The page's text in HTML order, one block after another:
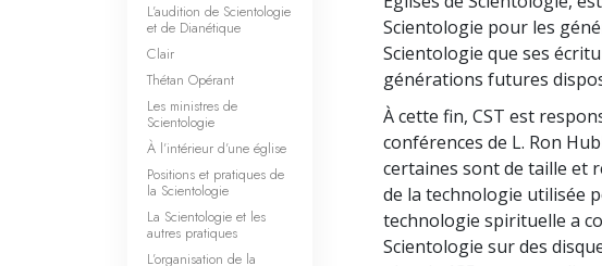
Scientologie pour les
Scientologie que ses
générations futures
À cette fin, CST est
conférences de L. Ron
certaines sont de taille et
de la technologie utilisée
technologie spirituelle a
Scientologie sur des
L’audition de Scientologie
et de Dianétique
Clair
Thétan Opérant
Les ministres de
Scientologie
À l’intérieur d’une église
Positions et pratiques de
la Scientologie
La Scientologie et les
autres pratiques
L’organisation de la